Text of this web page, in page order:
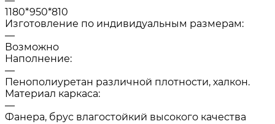
1180*950*810
Изготовление по индивидуальным размерам:
—
Возможно
Наполнение:
—
Пенополиуретан различной плотности, халкон.
Материал каркаса:
—
Фанера, брус влагостойкий высокого качества